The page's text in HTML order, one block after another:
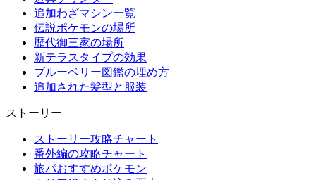
追加わざマシン一覧
伝説ポケモンの場所
歴代御三家の場所
新テラスタイプの効果
ブルーベリー図鑑の埋め方
追加された髪型と服装
ストーリー
ストーリー攻略チャート
番外編の攻略チャート
旅パおすすめポケモン